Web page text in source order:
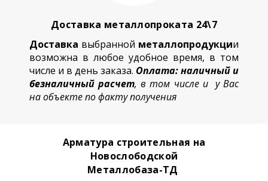
Доставка металлопроката 24\7
Доставка выбранной металлопродукции
возможна в любое удобное время, в том
числе и в день заказа. Оплата: наличный и
безналичный расчет, в том числе и у Вас
на объекте по факту получения
Арматура строительная на
Новослободской
Металлобаза-ТД